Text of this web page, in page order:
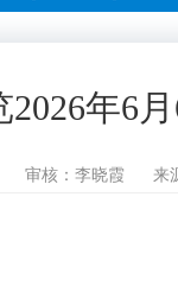
年6月
审核：李晓霞 来